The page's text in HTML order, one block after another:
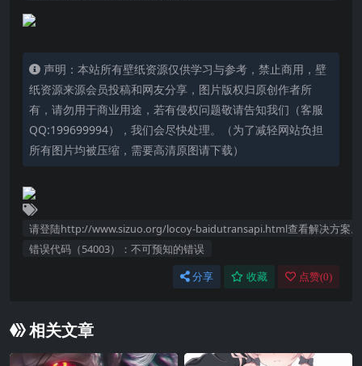
声明：本站所有壁纸资源仅供学习与参考，禁止商用，壁
纸资源来源会员投稿和网友分享，图片版权归原创作者所
有，请勿用于商业用途，若有侵权问题敬请告知我们（客服
QQ:199699994），我们会尽快处理。（为了减轻网站负担
所有图片均被压缩，需要高清原图请下载）
请登陆http://www.sizuo.org/locoy-baidutransapi.html查看解决方案。
错误代码（54003）：不可预知的错误
分享 收藏 点赞(0)
相关文章